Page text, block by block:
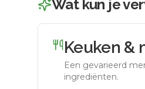
Wat kun je
Keuken &
Een gevarieerd
ingrediënten.